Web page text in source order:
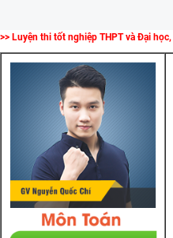
>> Luyện thi tốt nghiệp THPT và Đại học,